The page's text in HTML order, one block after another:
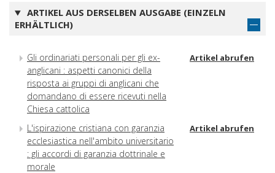
ARTIKEL AUS DERSELBEN AUSGABE (EINZELN
ERHÄLTLICH)
Gli ordinariati personali per gli ex-
anglicani : aspetti canonici della
risposta ai gruppi di anglicani che
domandano di essere ricevuti nella
Chiesa cattolica
Artikel abrufen
L'ispirazione cristiana con garanzia
ecclesiastica nell'ambito universitario
: gli accordi di garanzia dottrinale e
morale
Artikel abrufen